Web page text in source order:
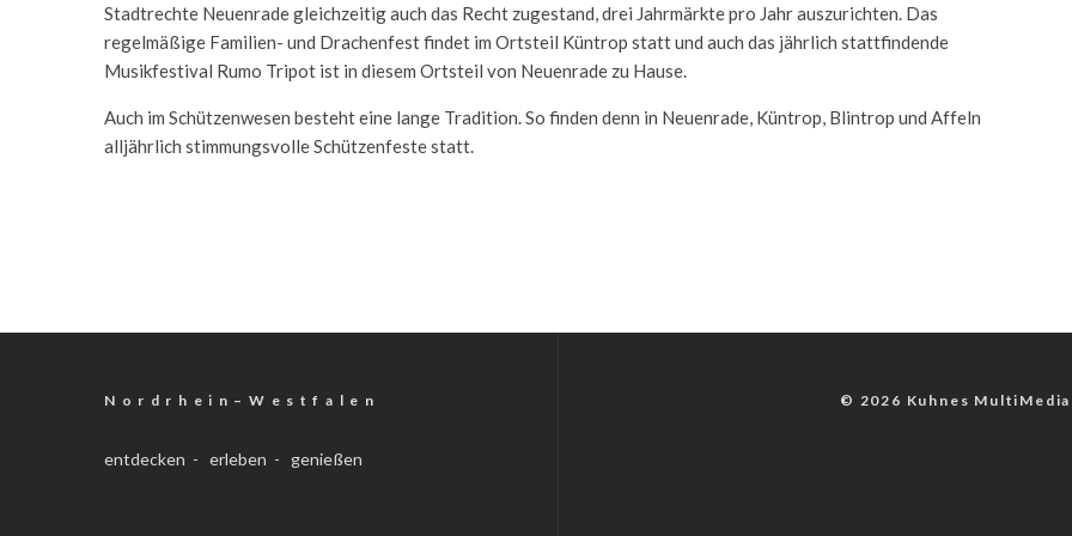
Stadtrechte Neuenrade gleichzeitig auch das Recht zugestand, drei Jahrmärkte pro Jahr auszurichten. Das
regelmäßige Familien- und Drachenfest findet im Ortsteil Küntrop statt und auch das jährlich stattfindende
Musikfestival Rumo Tripot ist in diesem Ortsteil von Neuenrade zu Hause.
Auch im Schützenwesen besteht eine lange Tradition. So finden denn in Neuenrade, Küntrop, Blintrop und Affeln
alljährlich stimmungsvolle Schützenfeste statt.
N o r d r h e i n – W e s t f a l e n
entdecken - erleben - genießen
© 2026 Kuhnes